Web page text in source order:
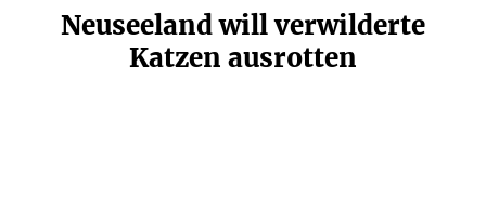
Neuseeland will verwil­derte
Katzen ausrotten